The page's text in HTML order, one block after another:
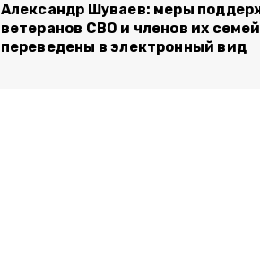
Александр Шуваев: меры
ветеранов СВО и членов их
переведены в электронный вид